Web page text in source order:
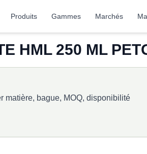
Produits Gammes Marchés
HML 250 ML
matière, bague, MOQ, disponibilité